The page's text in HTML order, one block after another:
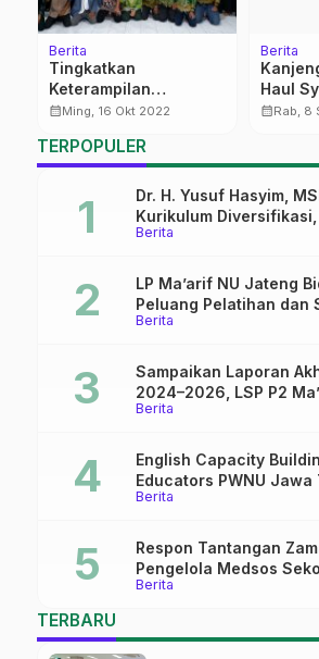
Berita
Tingkatkan
Keterampilan
Berliterasi, LTN NU
IPNU-IPPNU Adakan
Pelatihan Jurnalistik
calendar_monthMing, 16 Okt 2022
Berita
Haul
calendar_monthRab, 8
TERPOPULER
Berita
Dr. H. Yusuf Hasyim,
Kurikulum
dalam dunia pendidikan
Berita
LP Ma’arif NU Jateng
Peluang Pelatihan dan
Lulusan SMK
Berita
Sampaikan Laporan
2024–2026, LSP P2
Mantapkan Sinergi Link
Berita
English Capacity
Educators PWNU Jawa
Batch#4; Membuka
Berita
Respon Tantangan
Pengelola Medsos
Pekalongan Ikuti
TERBARU